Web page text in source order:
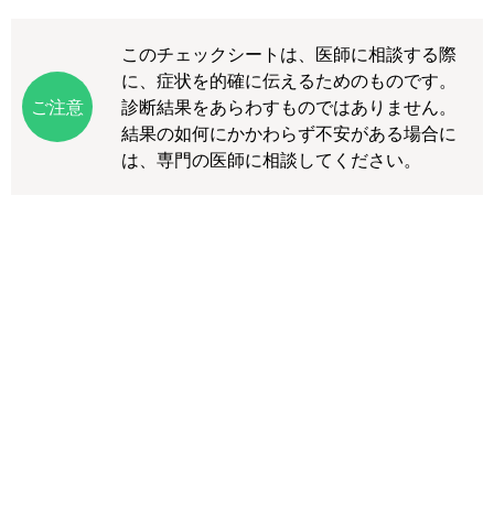
このチェックシートは、医師に相談する際
に、症状を的確に伝えるためのものです。
診断結果をあらわすものではありません。
結果の如何にかかわらず不安がある場合に
は、専門の医師に相談してください。